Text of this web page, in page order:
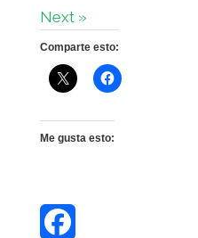
Next »
Comparte esto:
Me gusta esto: